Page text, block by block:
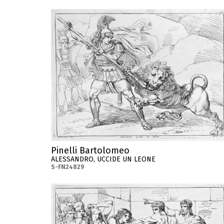
Pinelli Bartolomeo
ALESSANDRO, UCCIDE UN LEONE
S-FN24829